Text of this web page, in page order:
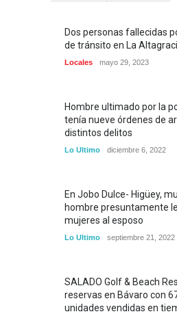
Dos personas fallecidas
de tránsito en La
Locales mayo 29, 2023
Hombre ultimado por la
tenía nueve órdenes de
distintos delitos
Lo Ultimo diciembre 6, 2022
En Jobo Dulce- Higüey,
hombre presuntamente
mujeres al esposo
Lo Ultimo septiembre 21, 2022
SALADO Golf & Beach
reservas en Bávaro con
unidades vendidas en